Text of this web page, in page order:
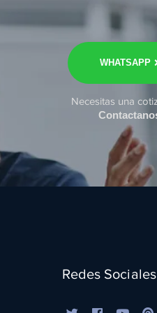
WHATSAPP
Necesitas una
Redes Sociales